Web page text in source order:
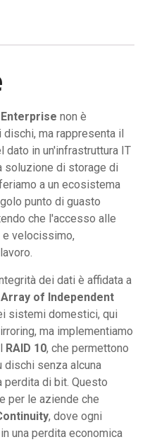
Enterprise non è
ma rappresenta il
dato in un'infrastruttura IT
soluzione di storage di
a un ecosistema
punto di guasto
che l'accesso alle
velocissimo,
dei dati è affidata a
Array of Independent
sistemi domestici, qui
ma implementiamo
RAID 10, che permettono
dischi senza alcuna
di bit. Questo
per le aziende che
, dove ogni
una perdita economica